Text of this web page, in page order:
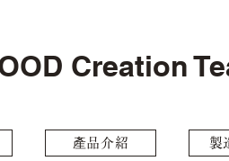
Creation
產品介紹 製